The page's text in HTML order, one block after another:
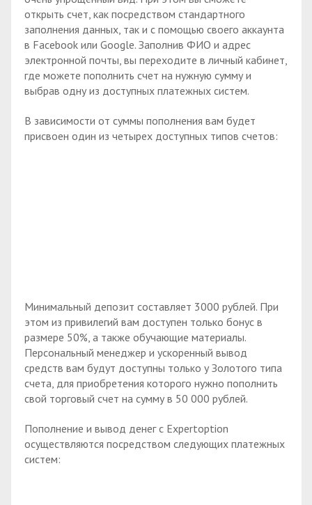
открыть счет, как посредством стандартного
заполнения данных, так и с помощью своего аккаунта
в Facebook или Google. Заполнив ФИО и адрес
электронной почты, вы переходите в личный кабинет,
где можете пополнить счет на нужную сумму и
выбрав одну из доступных платежных систем.
В зависимости от суммы пополнения вам будет
присвоен один из четырех доступных типов счетов:
Минимальный депозит составляет 3000 рублей. При
этом из привилегий вам доступен только бонус в
размере 50%, а также обучающие материалы.
Персональный менеджер и ускоренный вывод
средств вам будут доступны только у Золотого типа
счета, для приобретения которого нужно пополнить
свой торговый счет на сумму в 50 000 рублей.
Пополнение и вывод денег с Expertoption
осуществляются посредством следующих платежных
систем: